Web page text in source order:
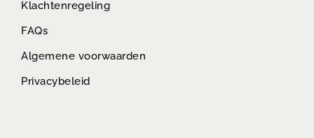
Klachtenregeling
FAQs
Algemene voorwaarden
Privacybeleid